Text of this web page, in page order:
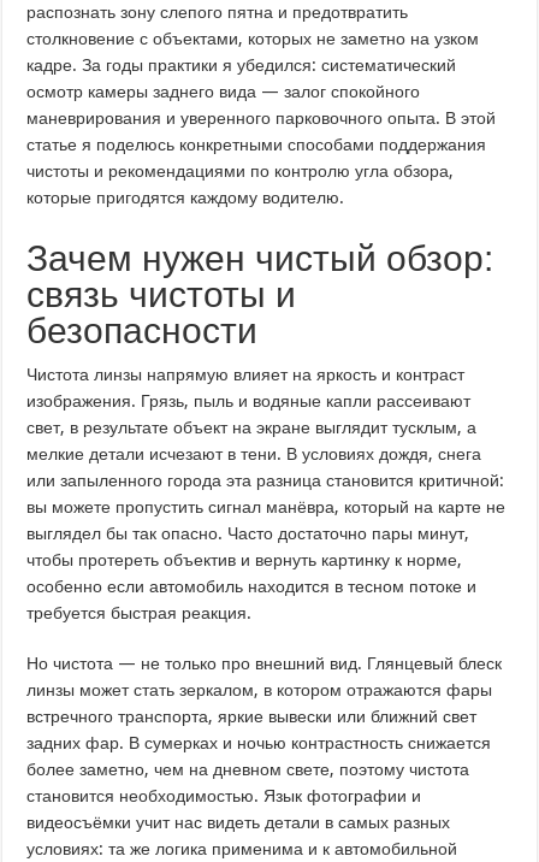
распознать зону слепого пятна и предотвратить
столкновение с объектами, которых не заметно на узком
кадре. За годы практики я убедился: систематический
осмотр камеры заднего вида — залог спокойного
маневрирования и уверенного парковочного опыта. В этой
статье я поделюсь конкретными способами поддержания
чистоты и рекомендациями по контролю угла обзора,
которые пригодятся каждому водителю.
Зачем нужен чистый обзор:
связь чистоты и
безопасности
Чистота линзы напрямую влияет на яркость и контраст
изображения. Грязь, пыль и водяные капли рассеивают
свет, в результате объект на экране выглядит тусклым, а
мелкие детали исчезают в тени. В условиях дождя, снега
или запыленного города эта разница становится критичной:
вы можете пропустить сигнал манёвра, который на карте не
выглядел бы так опасно. Часто достаточно пары минут,
чтобы протереть объектив и вернуть картинку к норме,
особенно если автомобиль находится в тесном потоке и
требуется быстрая реакция.
Но чистота — не только про внешний вид. Глянцевый блеск
линзы может стать зеркалом, в котором отражаются фары
встречного транспорта, яркие вывески или ближний свет
задних фар. В сумерках и ночью контрастность снижается
более заметно, чем на дневном свете, поэтому чистота
становится необходимостью. Язык фотографии и
видеосъёмки учит нас видеть детали в самых разных
условиях: та же логика применима и к автомобильной